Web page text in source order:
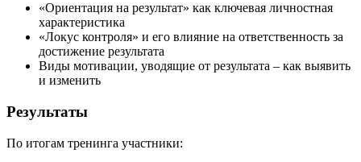
«Ориентация на результат» как ключевая личностная
характеристика
«Локус контроля» и его влияние на ответственность за
достижение результата
Виды мотивации, уводящие от результата – как выявить
и изменить
Результаты
По итогам тренинга участники: